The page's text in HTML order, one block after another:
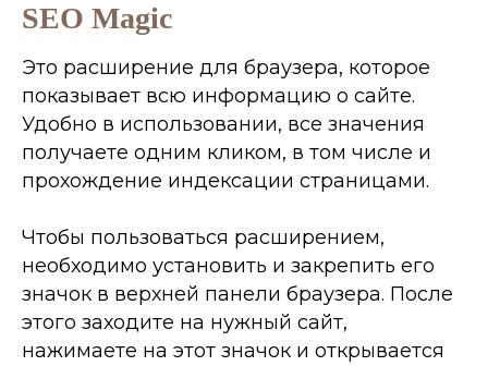
SEO Magic
Это расширение для браузера, которое
показывает всю информацию о сайте.
Удобно в использовании, все значения
получаете одним кликом, в том числе и
прохождение индексации страницами.
Чтобы пользоваться расширением,
необходимо установить и закрепить его
значок в верхней панели браузера. После
этого заходите на нужный сайт,
нажимаете на этот значок и открывается